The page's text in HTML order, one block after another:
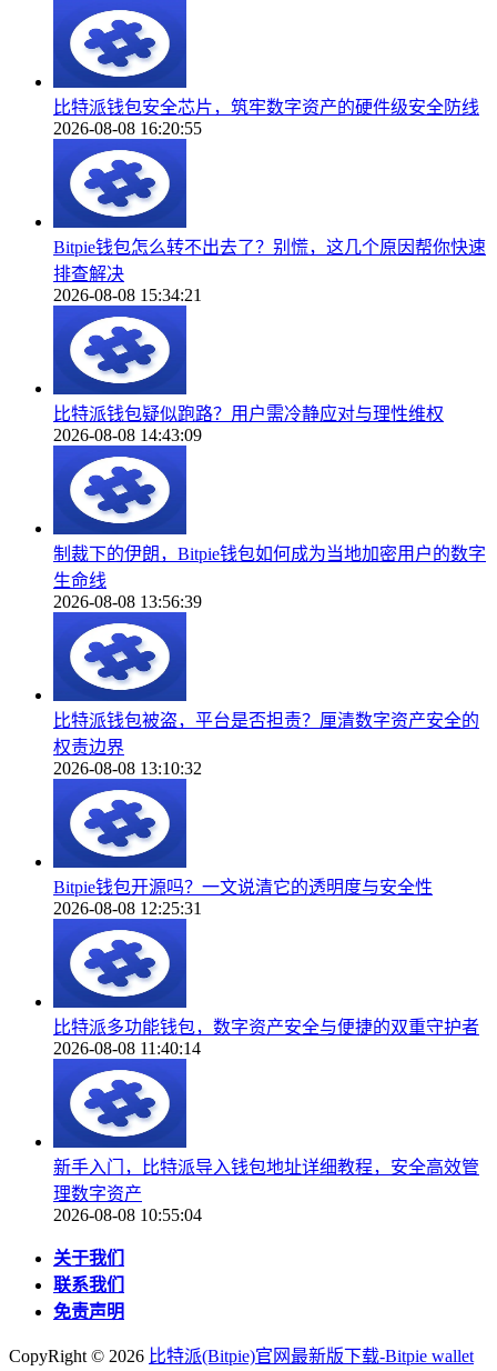
比特派钱包安全芯片，筑牢数字资产的硬件级安全防线
2026-08-08 16:20:55
Bitpie钱包怎么转不出去了？别慌，这几个原因帮你快速
排查解决
2026-08-08 15:34:21
比特派钱包疑似跑路？用户需冷静应对与理性维权
2026-08-08 14:43:09
制裁下的伊朗，Bitpie钱包如何成为当地加密用户的数字
生命线
2026-08-08 13:56:39
比特派钱包被盗，平台是否担责？厘清数字资产安全的
权责边界
2026-08-08 13:10:32
Bitpie钱包开源吗？一文说清它的透明度与安全性
2026-08-08 12:25:31
比特派多功能钱包，数字资产安全与便捷的双重守护者
2026-08-08 11:40:14
新手入门，比特派导入钱包地址详细教程，安全高效管
理数字资产
2026-08-08 10:55:04
关于我们
联系我们
免责声明
CopyRight © 2026 比特派(Bitpie)官网最新版下载-Bitpie wallet